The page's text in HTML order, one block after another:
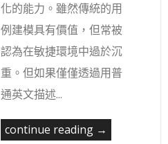
化的能力。雖然傳統的用
例建模具有價值，但常被
認為在敏捷環境中過於沉
重。但如果僅僅透過用普
通英文描述...
continue reading →